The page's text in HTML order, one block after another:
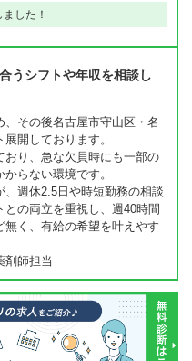
した！
うシフトや年収を相談し
その後名古屋市守山区・名
開しております。
おり、急な欠員時にも一部の
らない環境です。
、週休2.5日や時短勤務の相談
の両立を重視し、週40時間
無く、有給の希望を叶えやす
師担当